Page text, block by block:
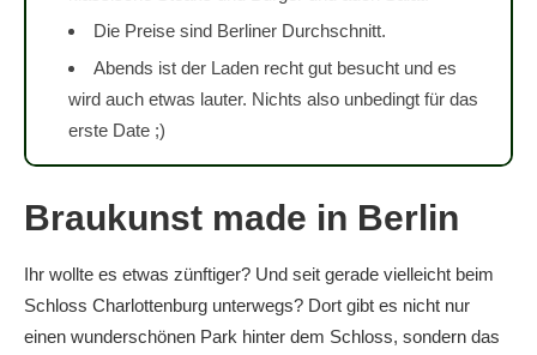
Die Preise sind Berliner Durchschnitt.
Abends ist der Laden recht gut besucht und es
wird auch etwas lauter. Nichts also unbedingt für das
erste Date ;)
Braukunst made in Berlin
Ihr wollte es etwas zünftiger? Und seit gerade vielleicht beim
Schloss Charlottenburg unterwegs? Dort gibt es nicht nur
einen wunderschönen Park hinter dem Schloss, sondern das